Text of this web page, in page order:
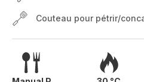
Couteau pour pétrir/